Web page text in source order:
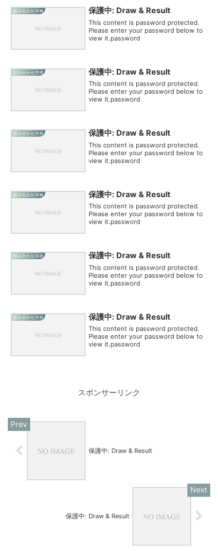
組み合わせ共有 保護中: Draw & Result
This content is password protected.
Please enter your password below to
view it.password
組み合わせ共有 保護中: Draw & Result
This content is password protected.
Please enter your password below to
view it.password
組み合わせ共有 保護中: Draw & Result
This content is password protected.
Please enter your password below to
view it.password
組み合わせ共有 保護中: Draw & Result
This content is password protected.
Please enter your password below to
view it.password
組み合わせ共有 保護中: Draw & Result
This content is password protected.
Please enter your password below to
view it.password
組み合わせ共有 保護中: Draw & Result
This content is password protected.
Please enter your password below to
view it.password
スポンサーリンク
保護中: Draw & Result
保護中: Draw & Result